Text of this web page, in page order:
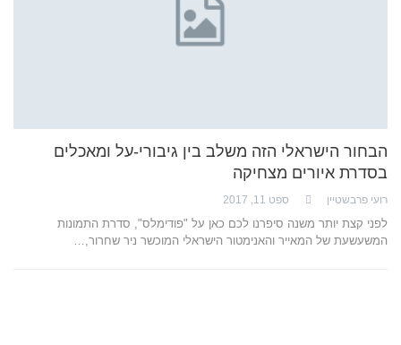
הבחור הישראלי הזה משלב בין גיבורי-על ומאכלים
בסדרת איורים מצחיקה
רועי פרבשטיין ספט 11, 2017
לפני קצת יותר משנה סיפרנו לכם כאן על "פודימלס", סדרת התמונות
המשעשעת של המאייר והאנימטור הישראלי המוכשר ניר שחרור,…